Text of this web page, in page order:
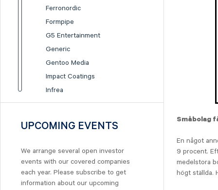
Ferronordic
Formpipe
G5 Entertainment
Generic
Gentoo Media
Impact Coatings
Infrea
Inission
I-tech
Medicover
Midsona
Nexam Chemical
UPCOMING EVENTS
We arrange several open investor
events with our covered companies
each year. Please subscribe to get
information about our upcoming
Småbolag
En något
9 procent.
medelstora
högt ställda.